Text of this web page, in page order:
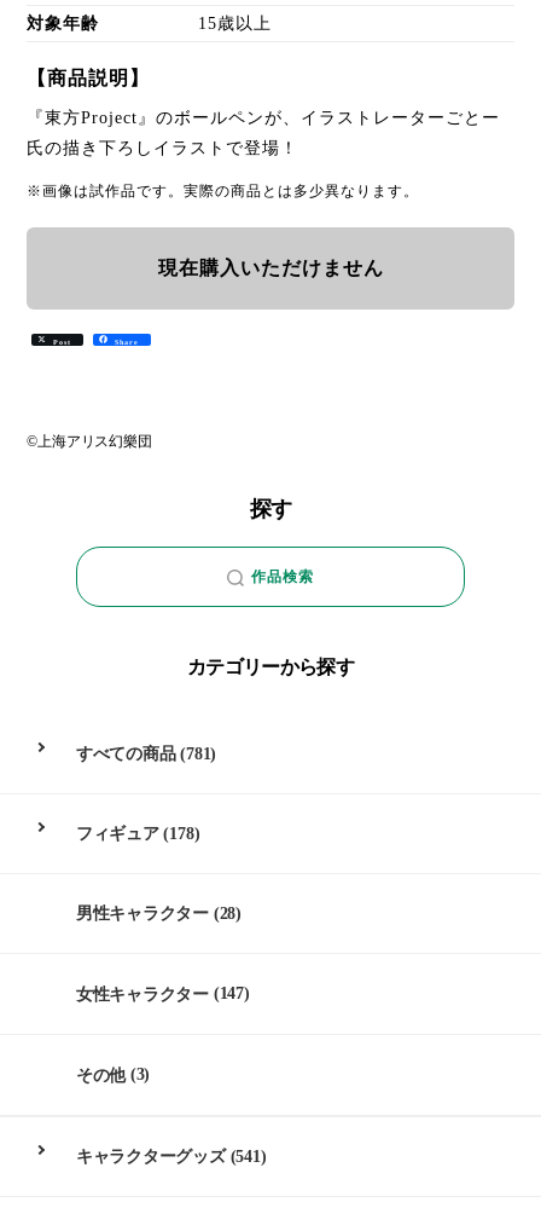
対象年齢 15歳以上
【商品説明】
『東方Project』のボールペンが、イラストレーターごとー
氏の描き下ろしイラストで登場！
※画像は試作品です。実際の商品とは多少異なります。
現在購入いただけません
Post Share
©上海アリス幻樂団
探す
作品検索
カテゴリーから探す
すべての商品(781)
フィギュア(178)
男性キャラクター (28)
女性キャラクター (147)
その他(3)
キャラクターグッズ(541)